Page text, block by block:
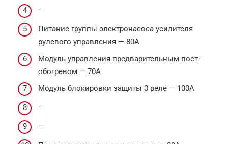
—
Питание группы электронасоса усилителя
рулевого управления — 80А
Модуль управления предварительным пост-
обогревом — 70А
Модуль блокировки защиты 3 реле — 100А
—
—